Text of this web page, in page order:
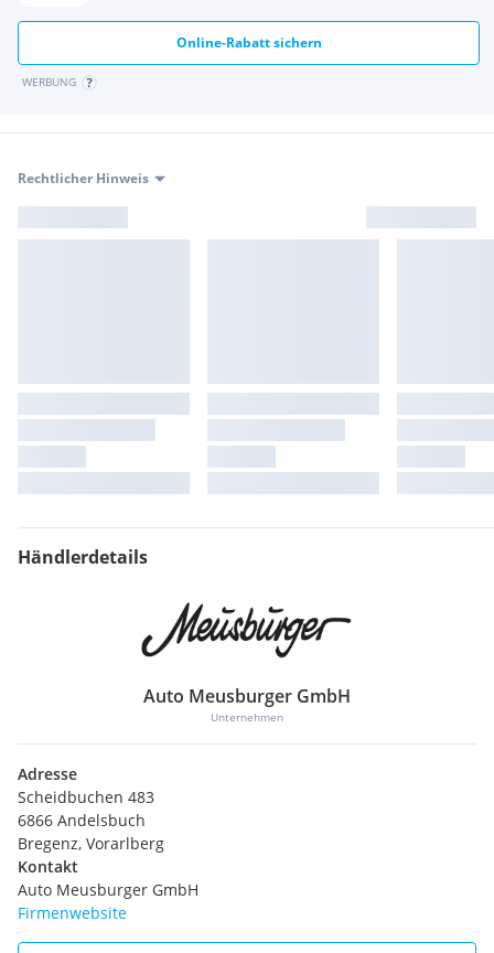
Online-Rabatt sichern
WERBUNG
Rechtlicher Hinweis
Händlerdetails
Auto Meusburger GmbH
Unternehmen
Adresse
Scheidbuchen 483
6866 Andelsbuch
Bregenz, Vorarlberg
Kontakt
Auto Meusburger GmbH
Firmenwebsite